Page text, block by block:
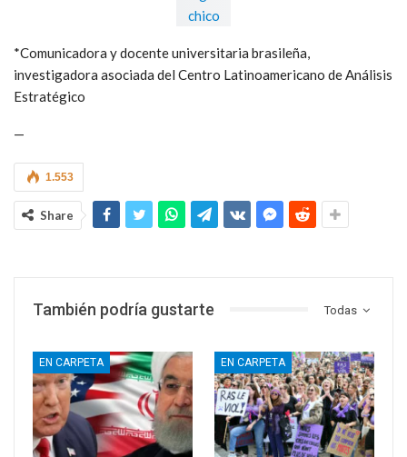
*Comunicadora y docente universitaria brasileña,
investigadora asociada del Centro Latinoamericano de Análisis
Estratégico
—
1.553
Share
Todas
También podría gustarte
EN CARPETA EN CARPETA